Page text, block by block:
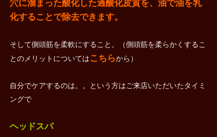
穴に溜まった酸化した過酸化皮質を、油で油を乳
化することで除去できます。
そして側頭筋を柔軟にすること。（側頭筋を柔らかくするこ
とのメリットについてはこちらから）
自分でケアするのは。。という方はご来店いただいたタイミ
ングで
ヘッドスパ